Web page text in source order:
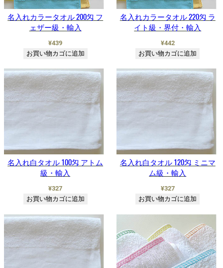
名入れカラータオル 200匁 フ
ェザー級・輸入
¥439
お買い物カゴに追加
名入れカラータオル 220匁 ラ
イト級・界付・輸入
¥442
お買い物カゴに追加
名入れ白タオル 100匁 アトム
級・輸入
¥327
お買い物カゴに追加
名入れ白タオル 120匁 ミニマ
ム級・輸入
¥327
お買い物カゴに追加